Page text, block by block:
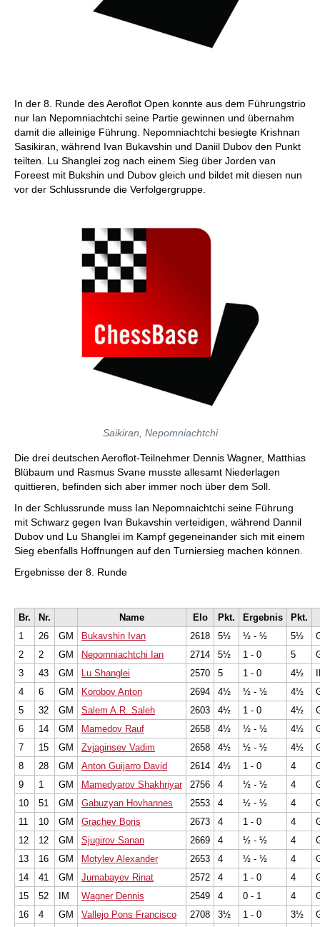
In der 8. Runde des Aeroflot Open konnte aus dem Führungstrio
nur Ian Nepomniachtchi seine Partie gewinnen und übernahm
damit die alleinige Führung. Nepomniachtchi besiegte Krishnan
Sasikiran, während Ivan Bukavshin und Daniil Dubov den Punkt
teilten. Lu Shanglei zog nach einem Sieg über Jorden van
Foreest mit Bukshin und Dubov gleich und bildet mit diesen nun
vor der Schlussrunde die Verfolgergruppe.
Saikiran, Nepomniachtchi
Die drei deutschen Aeroflot-Teilnehmer Dennis Wagner, Matthias
Blübaum und Rasmus Svane musste allesamt Niederlagen
quittieren, befinden sich aber immer noch über dem Soll.
In der Schlussrunde muss Ian Nepomnaichtchi seine Führung
mit Schwarz gegen Ivan Bukavshin verteidigen, während Dannil
Dubov und Lu Shanglei im Kampf gegeneinander sich mit einem
Sieg ebenfalls Hoffnungen auf den Turniersieg machen können.
Ergebnisse der 8. Runde
Br. Nr. Name Elo Pkt. Ergebnis
Pkt.
1
26 GM Bukavshin Ivan 2618 5½ ½ - ½ 5½
2
2 GM Nepomniachtchi Ian 2714 5½ 1 - 0 5
3
43 GM Lu Shanglei 2570 5 1 - 0 4½
4
6 GM Korobov Anton 2694 4½ ½ - ½ 4½
5
32 GM Salem A.R. Saleh 2603 4½ 1 - 0 4½
6
14 GM Mamedov Rauf 2658 4½ ½ - ½ 4½
7
15 GM Zvjaginsev Vadim 2658 4½ ½ - ½ 4½
8
28 GM Anton Guijarro David 2614 4½ 1 - 0 4
9
1 GM Mamedyarov Shakhriyar 2756 4 ½ - ½ 4
10
51 GM Gabuzyan Hovhannes 2553 4 ½ - ½ 4
11
10 GM Grachev Boris 2673 4 1 - 0 4
12
12 GM Sjugirov Sanan 2669 4 ½ - ½ 4
13
16 GM Motylev Alexander 2653 4 ½ - ½ 4
14
41 GM Jumabayev Rinat 2572 4 1 - 0 4
15
52 IM Wagner Dennis 2549 4 0 - 1 4
16
4 GM Vallejo Pons Francisco 2708 3½ 1 - 0 3½